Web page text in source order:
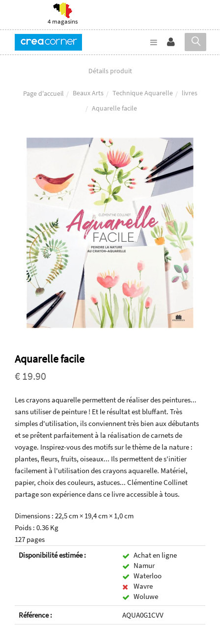
4 magasins
Détails produit
Page d'accueil Beaux Arts Technique Aquarelle
livres
Aquarelle facile
Aquarelle facile
€ 19.90
Les crayons aquarelle permettent de réaliser des peintures...
sans utiliser de peinture ! Et le résultat est bluffant. Très
simples d'utilisation, ils conviennent très bien aux débutants
et se prêtent parfaitement à la réalisation de carnets de
voyage. Inspirez-vous des motifs sur le thème de la nature :
plantes, fleurs, fruits, oiseaux... Ils permettent de s'initier
facilement à l'utilisation des crayons aquarelle. Matériel,
papier, choix des couleurs, astuces... Clémentine Collinet
partage son expérience dans ce livre accessible à tous.
Dimensions : 22,5 cm × 19,4 cm × 1,0 cm
Poids : 0.36 Kg
127 pages
Disponibilité estimée :
Achat en ligne
Namur
Waterloo
Wavre
Woluwe
Référence :
AQUA0G1CVV